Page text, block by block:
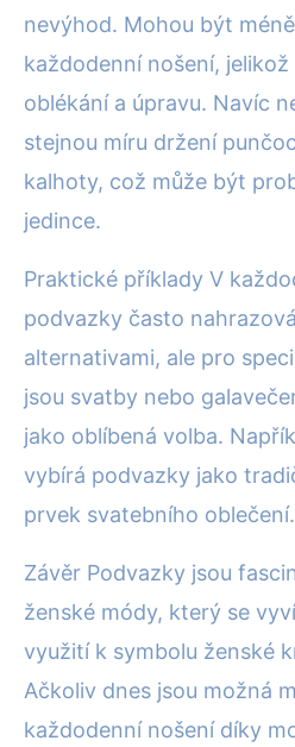
nevýhod. Mohou být
každodenní nošení,
oblékání a úpravu. Navíc
stejnou míru držení
kalhoty, což může být
jedince.
Praktické příklady V
podvazky často
alternativami, ale pro
jsou svatby nebo
jako oblíbená volba.
vybírá podvazky jako
prvek svatebního oblečení.
Závěr Podvazky jsou
ženské módy, který se
využití k symbolu ženské
Ačkoliv dnes jsou možná
každodenní nošení díky